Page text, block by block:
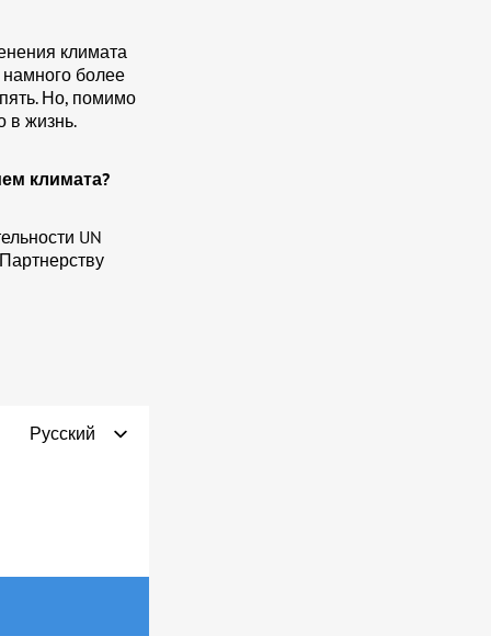
климата
более
Но, помимо
в жизнь.
климата?
UN